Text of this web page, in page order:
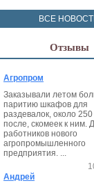
ВСЕ
Отзывы
Агропром
Заказывали летом
паритию шкафов для
раздевалок, около
после, скомеек к ним.
работников нового
агропромышленного
предприятия. ...
Андрей